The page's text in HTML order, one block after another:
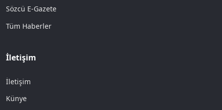
Sözcü E-Gazete
Tüm Haberler
İletişim
İletişim
Künye